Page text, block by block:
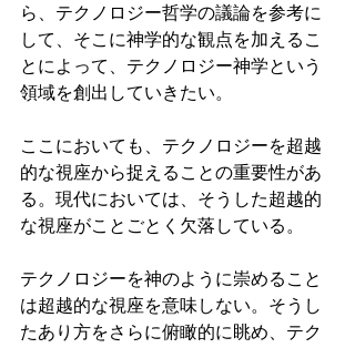
ら、テクノロジー哲学の議論を参考に
して、そこに神学的な観点を加えるこ
とによって、テクノロジー神学という
領域を創出していきたい。
ここにおいても、テクノロジーを超越
的な視座から捉えることの重要性があ
る。現代においては、そうした超越的
な視座がことごとく欠落している。
テクノロジーを神のように崇めること
は超越的な視座を意味しない。そうし
たあり方をさらに俯瞰的に眺め、テク